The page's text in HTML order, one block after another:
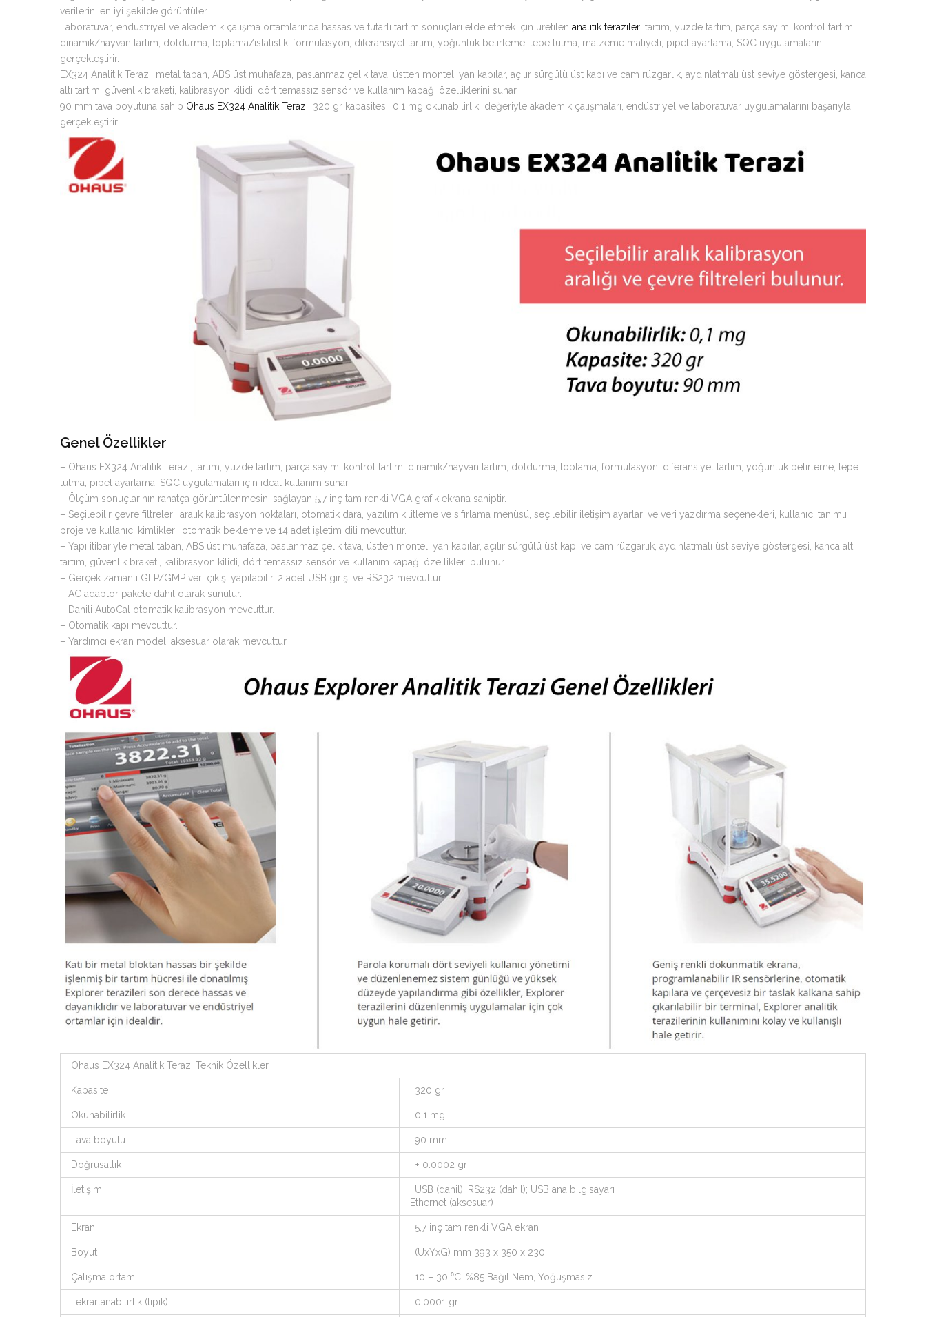
verilerini en iyi şekilde görüntüler.
Laboratuvar, endüstriyel ve akademik çalışma ortamlarında hassas ve tutarlı tartım sonuçları elde etmek için üretilen analitik teraziler; tartım, yüzde tartım, parça sayım, kontrol tartım,
dinamik/hayvan tartım, doldurma, toplama/istatistik, formülasyon, diferansiyel tartım, yoğunluk belirleme, tepe tutma, malzeme maliyeti, pipet ayarlama, SQC uygulamalarını
gerçekleştirir.
EX324 Analitik Terazi; metal taban, ABS üst muhafaza, paslanmaz çelik tava, üstten monteli yan kapılar, açılır sürgülü üst kapı ve cam rüzgarlık, aydınlatmalı üst seviye göstergesi, kanca
altı tartım, güvenlik braketi, kalibrasyon kilidi, dört temassız sensör ve kullanım kapağı özelliklerini sunar.
90 mm tava boyutuna sahip Ohaus EX324 Analitik Terazi , 320 gr kapasitesi, 0,1 mg okunabilirlik değeriyle akademik çalışmaları, endüstriyel ve laboratuvar uygulamalarını başarıyla
gerçekleştirir.
Genel Özellikler
– Ohaus EX324 Analitik Terazi; tartım, yüzde tartım, parça sayım, kontrol tartım, dinamik/hayvan tartım, doldurma, toplama, formülasyon, diferansiyel tartım, yoğunluk belirleme, tepe
tutma, pipet ayarlama, SQC uygulamaları için ideal kullanım sunar.
– Ölçüm sonuçlarının rahatça görüntülenmesini sağlayan 5,7 inç tam renkli VGA grafik ekrana sahiptir.
– Seçilebilir çevre filtreleri, aralık kalibrasyon noktaları, otomatik dara, yazılım kilitleme ve sıfırlama menüsü, seçilebilir iletişim ayarları ve veri yazdırma seçenekleri, kullanıcı tanımlı
proje ve kullanıcı kimlikleri, otomatik bekleme ve 14 adet işletim dili mevcuttur.
– Yapı itibariyle metal taban, ABS üst muhafaza, paslanmaz çelik tava, üstten monteli yan kapılar, açılır sürgülü üst kapı ve cam rüzgarlık, aydınlatmalı üst seviye göstergesi, kanca altı
tartım, güvenlik braketi, kalibrasyon kilidi, dört temassız sensör ve kullanım kapağı özellikleri bulunur.
– Gerçek zamanlı GLP/GMP veri çıkışı yapılabilir. 2 adet USB girişi ve RS232 mevcuttur.
– AC adaptör pakete dahil olarak sunulur.
– Dahili AutoCal otomatik kalibrasyon mevcuttur.
– Otomatik kapı mevcuttur.
– Yardımcı ekran modeli aksesuar olarak mevcuttur.
Ohaus EX324 Analitik Terazi Teknik Özellikler
Kapasite : 320 gr
Okunabilirlik : 0.1 mg
Tava boyutu : 90 mm
Doğrusallık : ± 0.0002 gr
İletişim
: USB (dahil); RS232 (dahil); USB ana bilgisayarı
Ethernet (aksesuar)
Ekran : 5,7 inç tam renkli VGA ekran
Boyut : (UxYxG) mm 393 x 350 x 230
Çalışma ortamı : 10 – 30 ⁰C, %85 Bağıl Nem, Yoğuşmasız
Tekrarlanabilirlik (tipik) : 0,0001 gr